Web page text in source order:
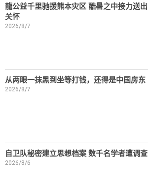
龍公益千里驰援熊本灾区 酷暑之中接力送出
关怀
2026/8/7
从两眼一抹黑到坐等打钱，还得是中国房东
2026/8/7
自卫队秘密建立思想档案 数千名学者遭调查
2026/8/6